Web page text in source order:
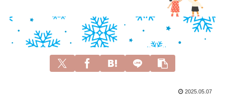
2025.05.07